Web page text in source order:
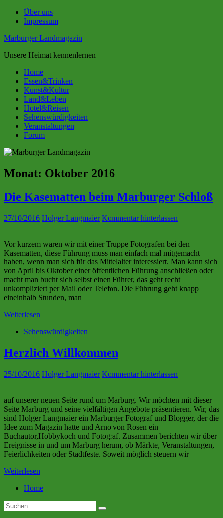
Zum
Inhalt
Über uns
Impressum
Marburger Landmagazin
Unsere Heimat kennenlernen
Home
Essen&Trinken
Kunst&Kultur
Land&Leben
Hotel&Reisen
Sehenswürdigkeiten
Veranstaltungen
Forum
Monat: Oktober 2016
Die Kasematten beim Marburger Schloß
27/10/2016 Holger Langmaier Kommentar hinterlassen
Vor kurzem waren wir mit einer Truppe Fotografen bei den
Kasematten, diese Führung muss man einfach mal mitgemacht
haben, wenn man sich für das Mittelalter interessiert. Man kann sich
von April bis Oktober einer öffentlichen Führung anschließen oder
macht man bucht sich selbst einen Führer, das geht recht
unkompliziert per Mail oder Telefon. Die Führung geht knapp
eineinhalb Stunden, man
Weiterlesen
Sehenswürdigkeiten
Herzlich Willkommen
25/10/2016 Holger Langmaier Kommentar hinterlassen
auf unserer neuen Seite rund um Marburg. Wir möchten mit dieser
Seite Marburg und seine vielfältigen Angebote präsentieren. Wir, das
sind Holger Langmaier ein Marburger Fotograf und Blogger, der die
Idee zum Magazin hatte und Arno von Rosen ein
Buchautor,Hobbykoch und Fotograf. Zusammen berichten wir über
Ereignisse in und um Marburg herum, ob Märkte, Veranstaltungen,
Feierlichkeiten oder Stadtfeste. Soweit möglich steuern wir
Weiterlesen
Home
Suche
nach: